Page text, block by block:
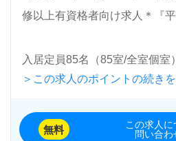
く＊
わせ/ご相談可能です。転職相
渉など完全無料サービスをご
転職活動！お問い合わせお待ち
修以上有資格者向け求人＊『
入居定員85名（85室/全室個室
ダイワハウスグループ（大和
都港区）様の運営です。従業
＞この求人のポイントの続き
無料
この求人に
問い合わ